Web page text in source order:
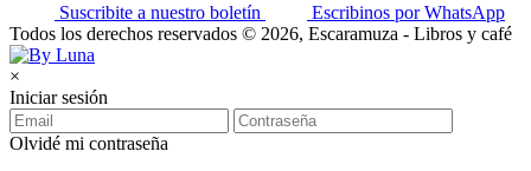
Suscribite a nuestro boletín
Escribinos por WhatsApp
Todos los derechos reservados © 2026, Escaramuza - Libros y café
×
Iniciar sesión
Olvidé mi contraseña